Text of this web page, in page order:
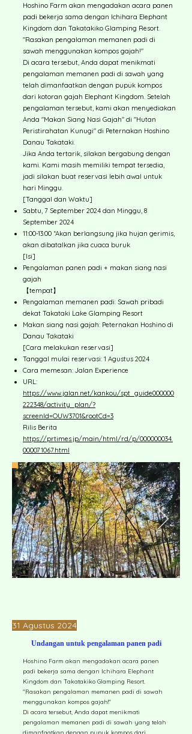
Hoshino Farm akan mengadakan acara panen
padi bekerja sama dengan Ichihara Elephant
Kingdom dan Takatakiko Glamping Resort.
"Rasakan pengalaman memanen padi di
sawah menggunakan kompos gajah!"
Di acara tersebut, Anda dapat menikmati
pengalaman memanen padi di sawah yang
telah dimanfaatkan dengan pupuk kompos
dari kotoran gajah Elephant Kingdom. Setelah
pengalaman tersebut, kami akan menyediakan
Anda "Makan Siang Nasi Gajah" di "Hutan
Peristirahatan Kunugi" di Peternakan Hoshino
Danau Takataki.
Jika Anda tertarik, silakan bergabung dengan
kami. Kami masih memiliki tempat tersedia,
jadi silakan buat reservasi lebih awal untuk
hari Minggu.
[Tanggal dan Waktu]
Sabtu, 7 September 2024 dan Minggu, 8
September 2024
11:00-13:00 *Akan berlangsung jika hujan gerimis,
akan dibatalkan jika cuaca buruk
[Isi]
Pengalaman panen padi + makan siang nasi
gajah
【tempat】
Pengalaman memanen padi: Sawah pribadi
dekat Takataki Lake Glamping Resort
Makan siang nasi gajah: Peternakan Hoshino di
Danau Takataki
[Cara melakukan reservasi]
Tanggal mulai reservasi: 1 Agustus 2024
Cara memesan: Jalan Experience
URL:
https://www.jalan.net/kankou/spt_guide000000
222348/activity_plan/?
screenId=OUW3701&rootCd=3
Rilis Berita
https://prtimes.jp/main/html/rd/p/000000034.
000071067.html
31 Agustus 2024
Undangan untuk pengalaman panen padi
Hoshino Farm akan mengadakan acara panen
padi bekerja sama dengan Ichihara Elephant
Kingdom dan Takatakiko Glamping Resort.
"Rasakan pengalaman memanen padi di sawah
menggunakan kompos gajah!"
Di acara tersebut, Anda dapat menikmati
pengalaman memanen padi di sawah yang telah
dimanfaatkan dengan pupuk kompos dari